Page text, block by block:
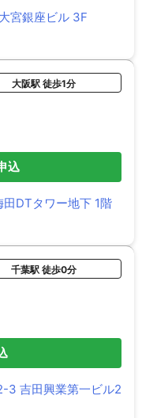
宮銀座ビル 3F
大阪駅 徒歩1分
込
田DTタワー地下 1階
千葉駅 徒歩0分
3 吉田興業第一ビル2